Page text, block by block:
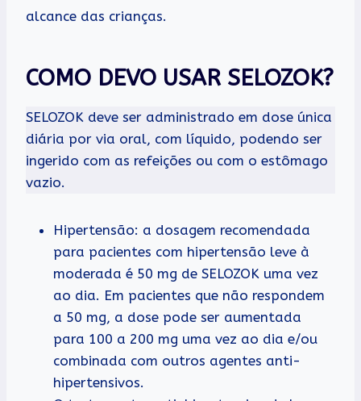
alcance das crianças.
COMO DEVO USAR SELOZOK?
SELOZOK deve ser administrado em dose única
diária por via oral, com líquido, podendo ser
ingerido com as refeições ou com o estômago
vazio.
Hipertensão: a dosagem recomendada
para pacientes com hipertensão leve à
moderada é 50 mg de SELOZOK uma vez
ao dia. Em pacientes que não respondem
a 50 mg, a dose pode ser aumentada
para 100 a 200 mg uma vez ao dia e/ou
combinada com outros agentes anti-
hipertensivos.